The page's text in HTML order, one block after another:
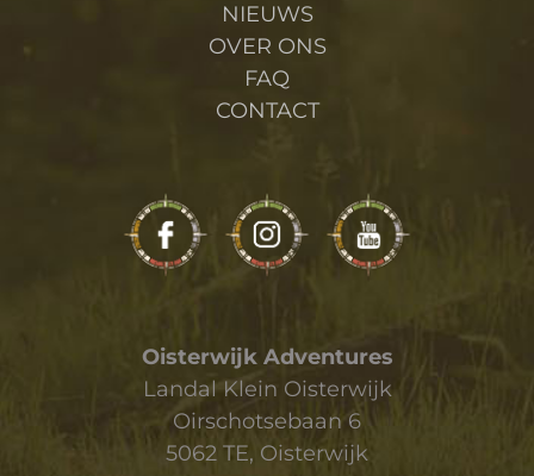
NIEUWS
OVER ONS
FAQ
CONTACT
Oisterwijk Adventures
Landal Klein Oisterwijk
Oirschotsebaan 6
5062 TE, Oisterwijk